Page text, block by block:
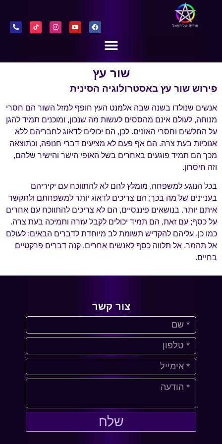
שור עץ
פירוש שור עץ באסטרולוגיה הסינית
אנשים שנולדו בשנה שבה אלמנט העץ חופף למזל השור הם חסרי
מנוחה, לעולם אינם מהססים לעשות מה שנכון, ומוכנים תמיד להגן
על החלשים וחסרי האונים. לכן, הם יכולים לדאוג לחבריהם ללא
אנוכיות בעת צרה. הם אף פעם לא מציעים דברי חנופה, וכתוצאה
מכך הם תמיד פוגעים באחרים בשל האופי הישר והישיר שלהם,
וזה חיסרון.
בכל הנוגע למשפחה, מומלץ להם לא להתווכח עם יקיריהם
בעניינים של מה בכך; הם צריכים לדאוג יותר למשפחתם ולתקשר
איתם יותר. בנושאים פיננסיים, הם לא צריכים להתווכח עם אחרים
על כסף; עם זאת, הם תמיד יכולים לקבל עזרה ותמיכה בעת צרה.
כמו כן, עליהם להקדיש תשומת לב מיוחדת לדברים הבאים: לעולם
אל תהמר. אל תלווה כסף לאנשים אחרים. קנה דברים פרקטיים
בחיים.
צור קשר
שלח